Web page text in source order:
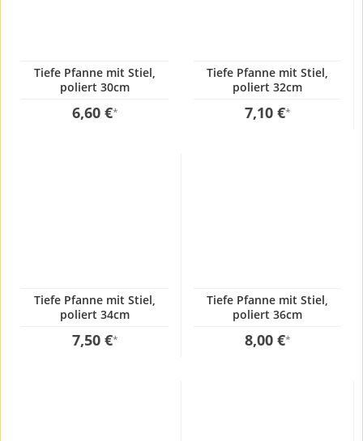
Tiefe Pfanne mit Stiel,
poliert 30cm
6,60 €*
Tiefe Pfanne mit Stiel,
poliert 32cm
7,10 €*
Tiefe Pfanne mit Stiel,
poliert 34cm
7,50 €*
Tiefe Pfanne mit Stiel,
poliert 36cm
8,00 €*